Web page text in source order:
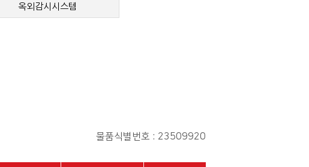
옥외감시시스템
물품식별번호 : 23509920